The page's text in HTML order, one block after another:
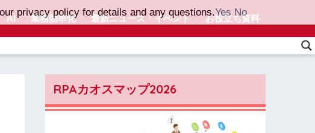
AI 業務効率化 最新ニュース・イベント お役立ち資料
RPAカオスマップ2026
privacy policy for details and any questions.Yes No